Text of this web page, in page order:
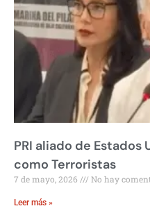
PRI aliado de Estados
como Terroristas
7 de mayo, 2026 No hay
Leer más »